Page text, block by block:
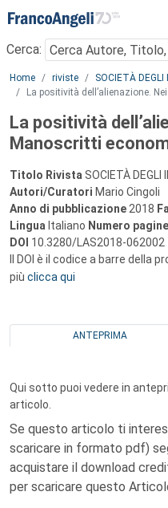
Menu
Cerca:
Main content
Home riviste SOCIETÀ DEGLI
La positività dell’alienazione.
La positività
Manoscritti
Titolo Rivista SOCIETÀ DEGLI
Autori/Curatori Mario Cingoli
Anno di pubblicazione 2018
Lingua Italiano Numero pagine
DOI 10.3280/LAS2018-062002
Il DOI è il codice a barre della
più clicca qui
ANTEPRIMA
Qui sotto puoi vedere in
articolo.
Se questo articolo ti
scaricare in formato pdf)
acquistare il download
per scaricare questo